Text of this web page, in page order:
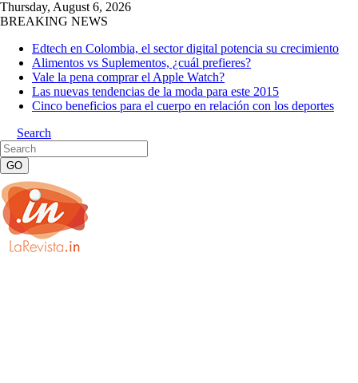
Thursday, August 6, 2026
BREAKING NEWS
Edtech en Colombia, el sector digital potencia su crecimiento
Alimentos vs Suplementos, ¿cuál prefieres?
Vale la pena comprar el Apple Watch?
Las nuevas tendencias de la moda para este 2015
Cinco beneficios para el cuerpo en relación con los deportes
Search